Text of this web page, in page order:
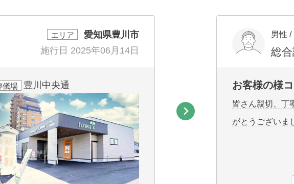
施行日 2025年06月14日
エリア 愛知県豊川市
儀場 豊川中央通
男性 /
総
お客様の様
皆さん親切、丁
がとうございま